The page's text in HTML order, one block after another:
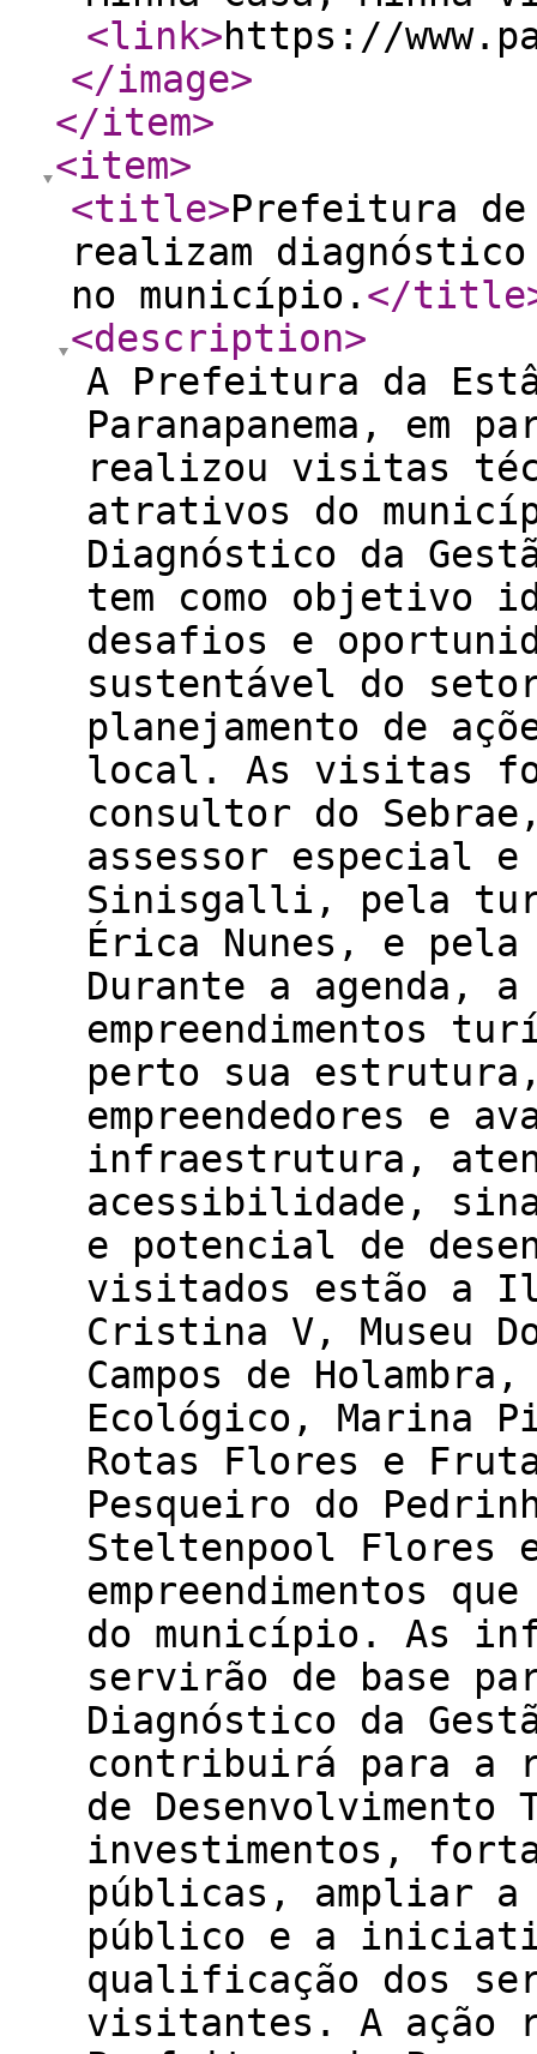
<link>https://
</image>
</item>
<item>
<title>Prefeitura de
realizam
no município. </title
<description>
A Prefeitura da
Paranapanema, em
realizou visitas
atrativos do
Diagnóstico da
tem como objetivo
desafios e
sustentável do
planejamento de
local. As visitas
consultor do
assessor especial e
Sinisgalli, pela
Érica Nunes, e
Durante a agenda,
empreendimentos
perto sua
empreendedores e
infraestrutura,
acessibilidade,
e potencial de
visitados estão a
Cristina V, Museu
Campos de
Ecológico, Marina
Rotas Flores e
Pesqueiro do
Steltenpool Flores
empreendimentos
do município. As
servirão de base
Diagnóstico da
contribuirá para a
de
investimentos,
públicas, ampliar a
público e a
qualificação dos
visitantes. A ação